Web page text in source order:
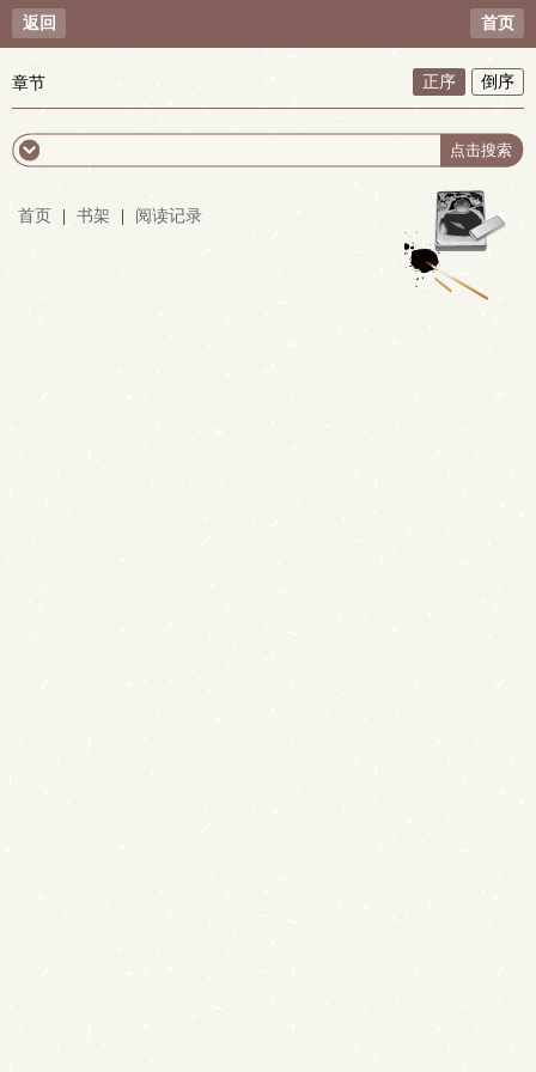
返回 首页
章节 正序 倒序
首页 书架 阅读记录